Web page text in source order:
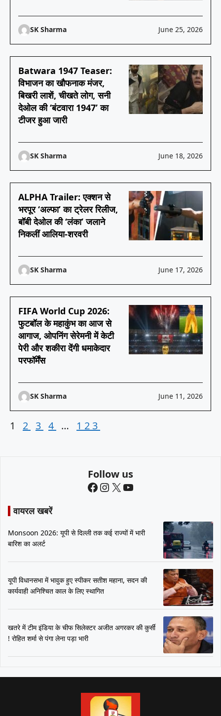
SK Sharma June 25, 2026
Batwara 1947 Teaser:
विभाजन का खौफनाक मंजर,
बिखरी लाशें, चीखते लोग, सनी
देओल की ‘बंटवारा 1947’ का
टीजर हुआ जारी
SK Sharma June 18, 2026
ALPHA Trailer: एक्शन से
भरपूर ‘अल्फा’ का ट्रेलर रिलीज,
बॉबी देओल की ‘लंका’ जलाने
निकलीं आलिया-शरवरी
SK Sharma June 17, 2026
FIFA World Cup 2026:
फुटबॉल के महाकुंभ का आज से
आगाज, ओपनिंग सेरेमनी में केटी
पेरी और शकीरा देंगी धमाकेदार
परफॉर्मेंस
SK Sharma June 11, 2026
1 2 3 4 … 123
Follow us
Facebook
Instagram
X YouTube
वायरल खबरें
Monsoon 2026: यूपी से दिल्ली तक कई राज्यों में भारी
बारिश का अलर्ट
यूपी विधानसभा में भावुक हुए स्पीकर सतीश महाना, सदन की
कार्यवाही अनिश्चित काल के लिए स्थागित
खतरे में टीम इंडिया के चीफ सिलेक्टर अजीत अगरकर की कुर्सी
! रोहित शर्मा से पंगा लेना पड़ा भारी